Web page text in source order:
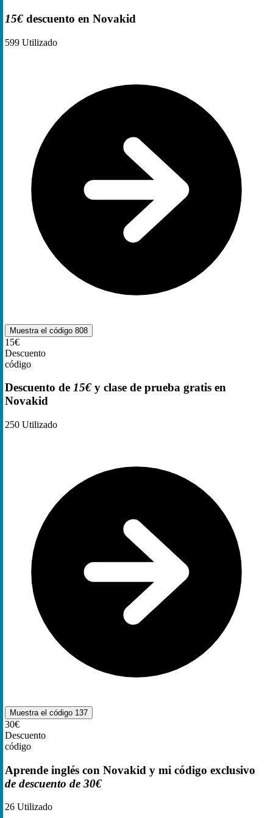
15€ descuento en Novakid
599 Utilizado
Muestra el código 808
15€
Descuento
código
Descuento de 15€ y clase de prueba gratis en
Novakid
250 Utilizado
Muestra el código 137
30€
Descuento
código
Aprende inglés con Novakid y mi código exclusivo
de descuento de 30€
26 Utilizado